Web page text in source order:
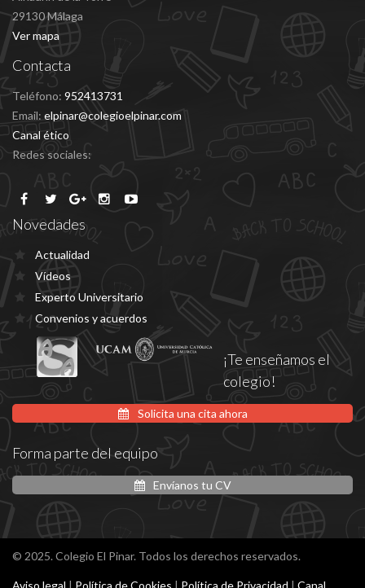
29130 Málaga
Ver mapa
Contacta
Teléfono: 952413731
Email: elpinar@colegioelpinar.com
Canal ético
Redes sociales:
Novedades
Actualidad
Vídeos
Experto Universitario
Convenios y acuerdos
¡Te enseñamos el
colegio!
Solicita una cita ahora
Forma parte del equipo
Envíanos tu CV
© 2025. Colegio El Pinar. Todos los derechos reservados.
Aviso legal | Política de Cookies | Política de Privacidad | Canal